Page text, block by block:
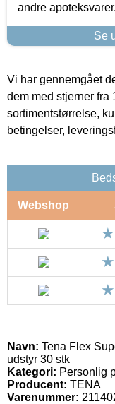
andre
Se
Vi har gennemgået
dem med stjerner fra
sortimentstørrelse,
betingelser,
Webshop
Navn: Tena Flex
udstyr 30 stk
Kategori: Personlig
Producent: TENA
Varenummer: